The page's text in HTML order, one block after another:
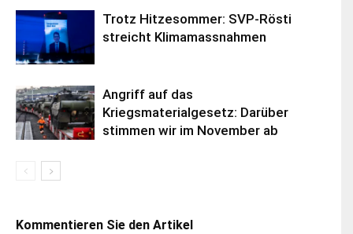
Trotz Hitzesommer: SVP-Rösti
streicht Klimamassnahmen
Angriff auf das
Kriegsmaterialgesetz: Darüber
stimmen wir im November ab
Kommentieren Sie den Artikel